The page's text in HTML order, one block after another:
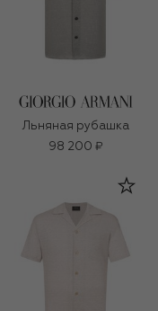
Льняная рубашка
98 200 ₽